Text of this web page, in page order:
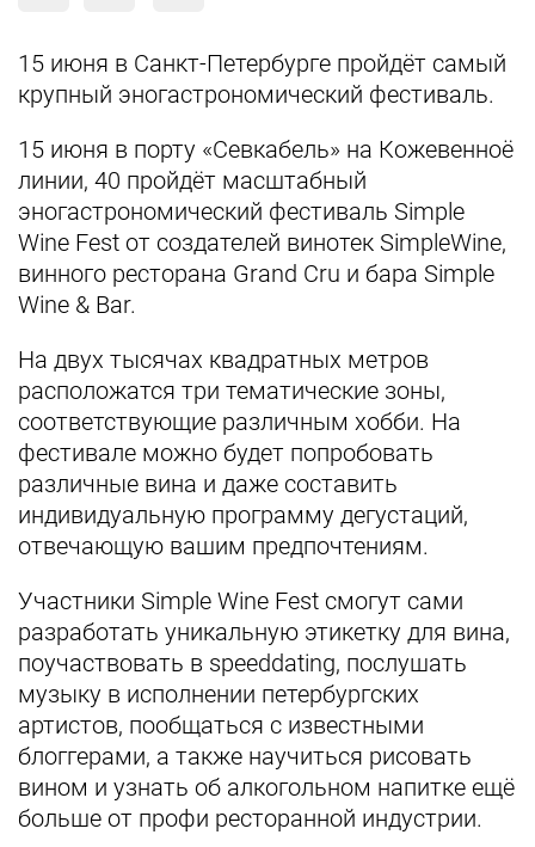
15 июня в Санкт-Петербурге пройдёт самый
крупный эногастрономический фестиваль.
15 июня в порту «Севкабель» на Кожевенноё
линии, 40 пройдёт масштабный
эногастрономический фестиваль Simple
Wine Fest от создателей винотек SimpleWine,
винного ресторана Grand Cru и бара Simple
Wine & Bar.
На двух тысячах квадратных метров
расположатся три тематические зоны,
соответствующие различным хобби. На
фестивале можно будет попробовать
различные вина и даже составить
индивидуальную программу дегустаций,
отвечающую вашим предпочтениям.
Участники Simple Wine Fest смогут сами
разработать уникальную этикетку для вина,
поучаствовать в speeddating, послушать
музыку в исполнении петербургских
артистов, пообщаться с известными
блоггерами, а также научиться рисовать
вином и узнать об алкогольном напитке ещё
больше от профи ресторанной индустрии.